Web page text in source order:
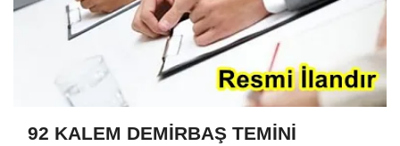
92 KALEM DEMİRBAŞ TEMİNİ